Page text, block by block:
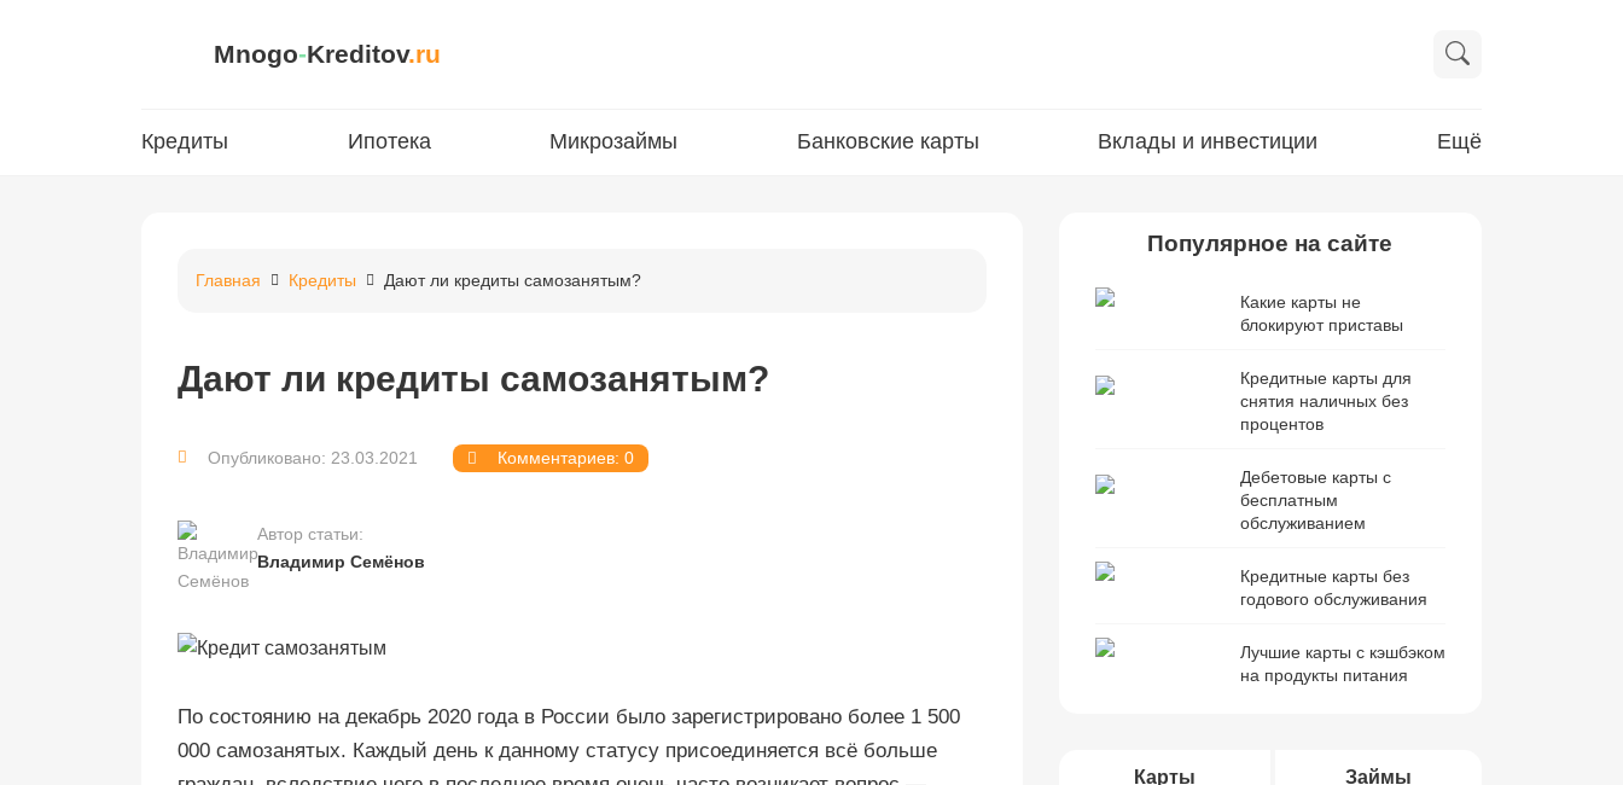
Mnogo-Kreditov.ru
Кредиты Ипотека Микрозаймы Банковские карты Вклады и инвестиции Ещё
Главная Кредиты Дают ли кредиты самозанятым?
Дают ли кредиты самозанятым?
Опубликовано: 23.03.2021 Комментариев: 0
Автор статьи:
Владимир Семёнов
По состоянию на декабрь 2020 года в России было зарегистрировано более 1 500
000 самозанятых. Каждый день к данному статусу присоединяется всё больше
Популярное на сайте
Какие карты не
блокируют приставы
Кредитные карты для
снятия наличных без
процентов
Дебетовые карты с
бесплатным
обслуживанием
Кредитные карты без
годового обслуживания
Лучшие карты с кэшбэком
на продукты питания
Карты Займы